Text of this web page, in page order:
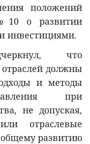
положений
о развитии
инвестициями.
что
должны
и методы
при
не допуская,
отраслевые
развитию